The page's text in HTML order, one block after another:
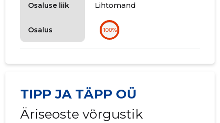
Osaluse liik
Osalus
Lihtomand
100%
TIPP JA TÄPP OÜ
Äriseoste võrgustik